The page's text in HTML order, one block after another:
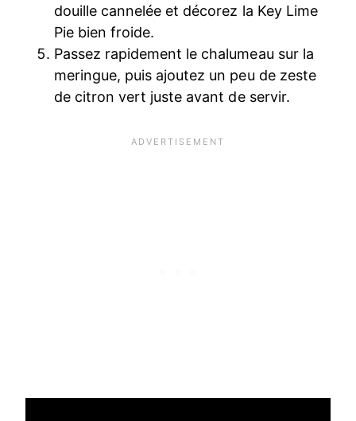
douille cannelée et décorez la Key Lime
Pie bien froide.
Passez rapidement le chalumeau sur la
meringue, puis ajoutez un peu de zeste
de citron vert juste avant de servir.